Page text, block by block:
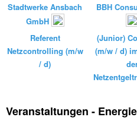
Stadtwerke Ansbach
GmbH
Referent
Netzcontrolling (m/w
/ d)
BBH
(Junior)
(m/w / d)
Veranstaltungen -